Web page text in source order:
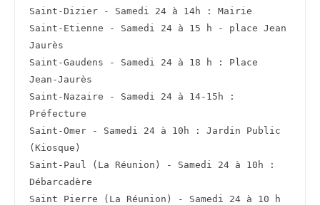
Saint-Dizier - Samedi 24 à 14h : Mairie
Saint-Etienne - Samedi 24 à 15 h - place Jean
Jaurès
Saint-Gaudens - Samedi 24 à 18 h : Place
Jean-Jaurès
Saint-Nazaire - Samedi 24 à 14-15h :
Préfecture
Saint-Omer - Samedi 24 à 10h : Jardin Public
(Kiosque)
Saint-Paul (La Réunion) - Samedi 24 à 10h :
Débarcadère
Saint Pierre (La Réunion) - Samedi 24 à 10 h